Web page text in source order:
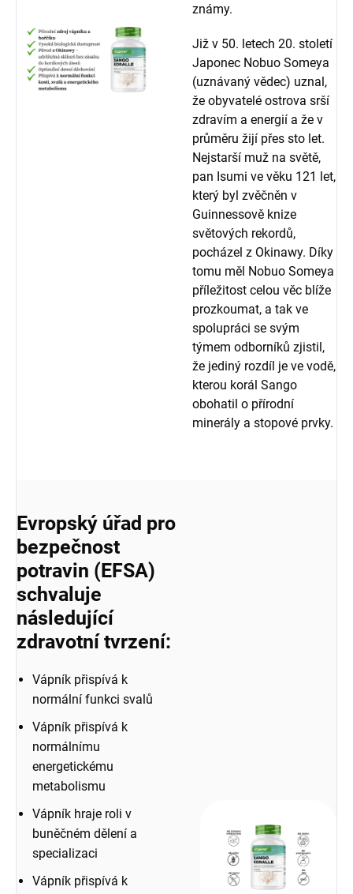
známy.
Již v 50. letech 20. století
Japonec Nobuo Someya
(uznávaný vědec) uznal,
že obyvatelé ostrova srší
zdravím a energií a že v
průměru žijí přes sto let.
Nejstarší muž na světě,
pan Isumi ve věku 121 let,
který byl zvěčněn v
Guinnessově knize
světových rekordů,
pocházel z Okinawy. Díky
tomu měl Nobuo Someya
příležitost celou věc blíže
prozkoumat, a tak ve
spolupráci se svým
týmem odborníků zjistil,
že jediný rozdíl je ve vodě,
kterou korál Sango
obohatil o přírodní
minerály a stopové prvky.
Evropský úřad pro
bezpečnost
potravin (EFSA)
schvaluje
následující
zdravotní tvrzení:
Vápník přispívá k
normální funkci svalů
Vápník přispívá k
normálnímu
energetickému
metabolismu
Vápník hraje roli v
buněčném dělení a
specializaci
Vápník přispívá k